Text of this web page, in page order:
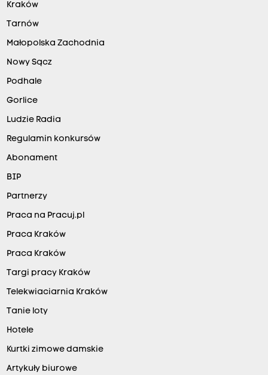
Kraków
Tarnów
Małopolska Zachodnia
Nowy Sącz
Podhale
Gorlice
Ludzie Radia
Regulamin konkursów
Abonament
BIP
Partnerzy
Praca na Pracuj.pl
Praca Kraków
Praca Kraków
Targi pracy Kraków
Telekwiaciarnia Kraków
Tanie loty
Hotele
Kurtki zimowe damskie
Artykuły biurowe